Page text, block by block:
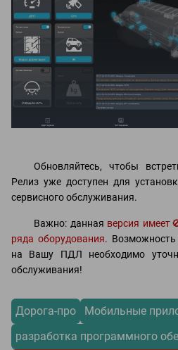
Обновляйтесь, чтобы
Релиз уже доступен для
сервисного обслуживания.
Важно: данная версия имеет
ряда оборудования. Возможность
на Вашу ПДЛ необходимо
обслуживания!
Дорога-про Мобильные
разработка программного